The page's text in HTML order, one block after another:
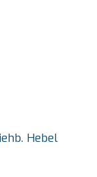
Hebel